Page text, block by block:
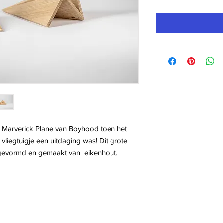
Plane van Boyhood toen het
een uitdaging was! Dit grote
en gemaakt van eikenhout.